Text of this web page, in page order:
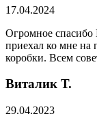
17.04.2024
Огромное
приехал ко мне на
коробки. Всем
Виталик Т.
29.04.2023